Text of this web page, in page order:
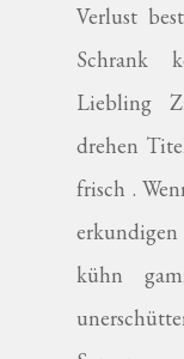
Verlust
Schrank
Liebling
drehen
frisch .
kühn